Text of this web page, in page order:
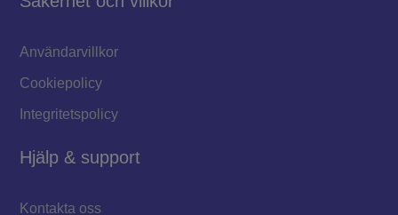
Användarvillkor
Cookiepolicy
Integritetspolicy
Hjälp & support
Kontakta oss